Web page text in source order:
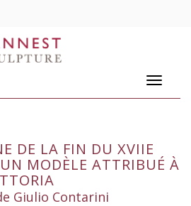
Toggle
DE LA FIN DU XVIIE
UN MODÈLE ATTRIBUÉ À
Giulio Contarini